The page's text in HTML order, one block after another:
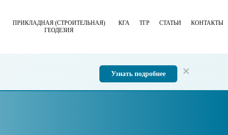
ПРИКЛАДНАЯ (СТРОИТЕЛЬНАЯ)
ГЕОДЕЗИЯ
КГА ТГР СТАТЬИ КОНТАКТЫ
Узнать подробнее